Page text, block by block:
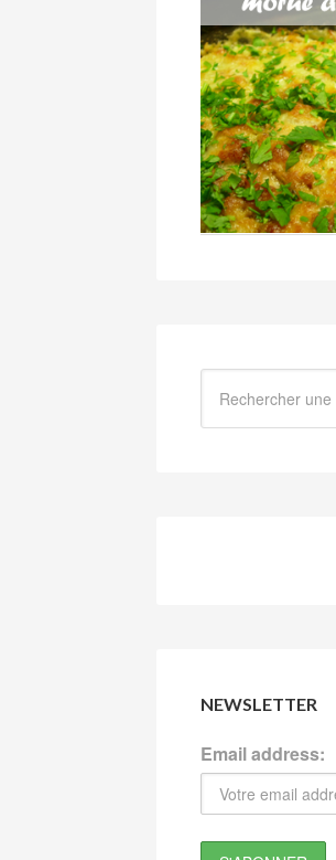
NEWSLETTER
Email address: